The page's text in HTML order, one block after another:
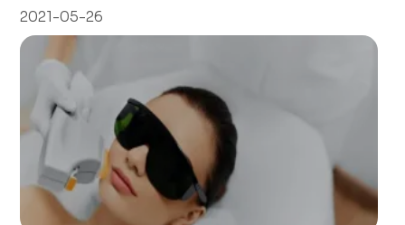
2021-05-26